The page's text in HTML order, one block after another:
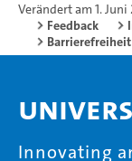
Verändert am 1. Juni
Feedback
Barrierefreiheit
Innovating